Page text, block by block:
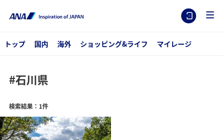
トップ 国内 海外 ショッピング&ライフ マイレージ
#石川県
検索結果：1件